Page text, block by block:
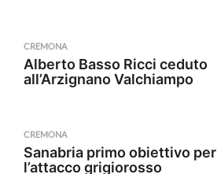
CREMONA
Alberto Basso Ricci ceduto
all’Arzignano Valchiampo
CREMONA
Sanabria primo obiettivo per
l’attacco grigiorosso